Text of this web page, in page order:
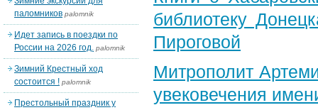
библиотеку
Пироговой
Митрополит
увековечения
паломников palomnik
Идет запись в поездки по
России на 2026 год. palomnik
Зимний Крестный ход
состоится ! palomnik
Престольный праздник у